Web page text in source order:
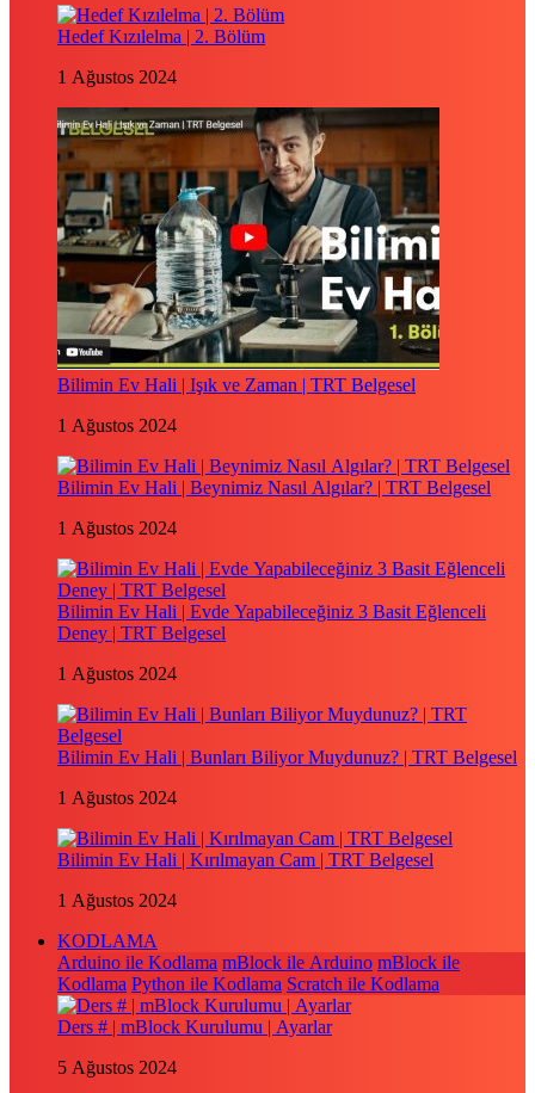
Hedef Kızılelma | 2. Bölüm
1 Ağustos 2024
Bilimin Ev Hali | Işık ve Zaman | TRT Belgesel
1 Ağustos 2024
Bilimin Ev Hali | Beynimiz Nasıl Algılar? | TRT Belgesel
1 Ağustos 2024
Bilimin Ev Hali | Evde Yapabileceğiniz 3 Basit Eğlenceli
Deney | TRT Belgesel
1 Ağustos 2024
Bilimin Ev Hali | Bunları Biliyor Muydunuz? | TRT Belgesel
1 Ağustos 2024
Bilimin Ev Hali | Kırılmayan Cam | TRT Belgesel
1 Ağustos 2024
KODLAMA
Arduino ile Kodlama mBlock ile Arduino mBlock ile
Kodlama Python ile Kodlama Scratch ile Kodlama
Ders # | mBlock Kurulumu | Ayarlar
5 Ağustos 2024